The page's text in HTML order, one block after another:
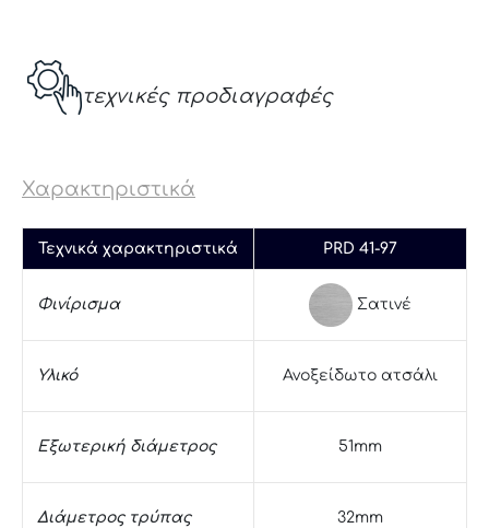
τεχνικές προδιαγραφές
Χαρακτηριστικά
Τεχνικά χαρακτηριστικά PRD 41-97
Φινίρισμα Σατινέ
Υλικό Ανοξείδωτο ατσάλι
Εξωτερική διάμετρος 51mm
Διάμετρος τρύπας 32mm